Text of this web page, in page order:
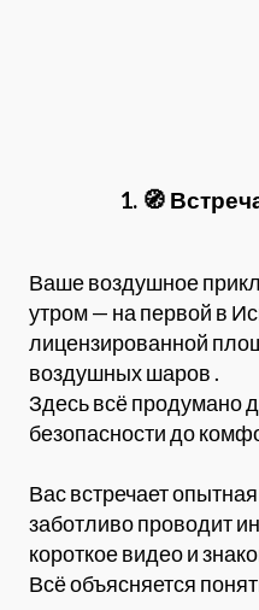
1. 🧭
Ваше воздушное
утром — на первой в
лицензированной
воздушных шаров .
Здесь всё продумано
безопасности до
Вас встречает
заботливо проводит
короткое видео и
Всё объясняется